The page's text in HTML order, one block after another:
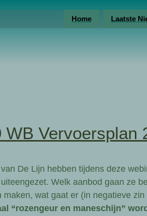
Home Laatste
WB Vervoersplan
De Lijn hebben tijdens deze
Welk aanbod gaan ze
maken, wat gaat er (in negatieve
“rozengeur en maneschijn”